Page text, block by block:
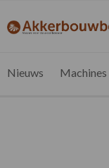
de
de
de
de
Nieuws Machines